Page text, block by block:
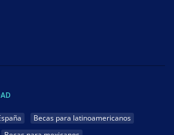
Becas para latinoamericanos